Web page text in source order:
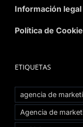
Información legal
Política de
ETIQUETAS
agencia de
Agencia de